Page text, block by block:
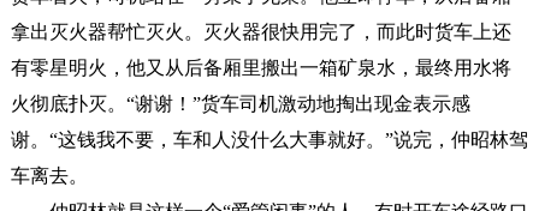
拿出灭火器帮忙灭火。灭火器很快用完了，而此时货车上还
有零星明火，他又从后备厢里搬出一箱矿泉水，最终用水将
火彻底扑灭。“谢谢！”货车司机激动地掏出现金表示感
谢。“这钱我不要，车和人没什么大事就好。”说完，仲昭林驾
车离去。